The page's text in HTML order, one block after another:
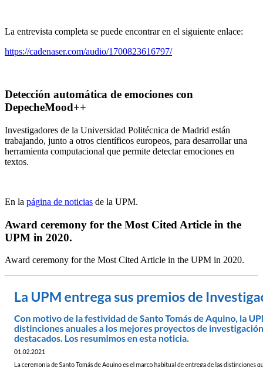
La entrevista completa se puede encontrar en el siguiente enlace:
https://cadenaser.com/audio/1700823616797/
Detección automática de emociones con
DepecheMood++
Investigadores de la Universidad Politécnica de Madrid están
trabajando, junto a otros científicos europeos, para desarrollar una
herramienta computacional que permite detectar emociones en
textos.
En la página de noticias de la UPM.
Award ceremony for the Most Cited Article in the
UPM in 2020.
Award ceremony for the Most Cited Article in the UPM in 2020.